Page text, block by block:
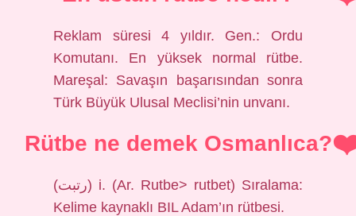
Reklam süresi 4 yıldır. Gen.: Ordu
Komutanı. En yüksek normal rütbe.
Mareşal: Savaşın başarısından sonra
Türk Büyük Ulusal Meclisi’nin unvanı.
Rütbe ne demek Osmanlıca?
(ﺭﺗﺒﺖ) i. (Ar. Rutbe> rutbet) Sıralama:
Kelime kaynaklı BIL Adam’ın rütbesi.